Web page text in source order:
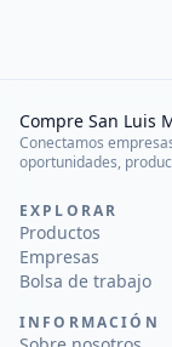
Compre San Luis
Conectamos
oportunidades,
EXPLORAR
Productos
Empresas
Bolsa de trabajo
INFORMACIÓN